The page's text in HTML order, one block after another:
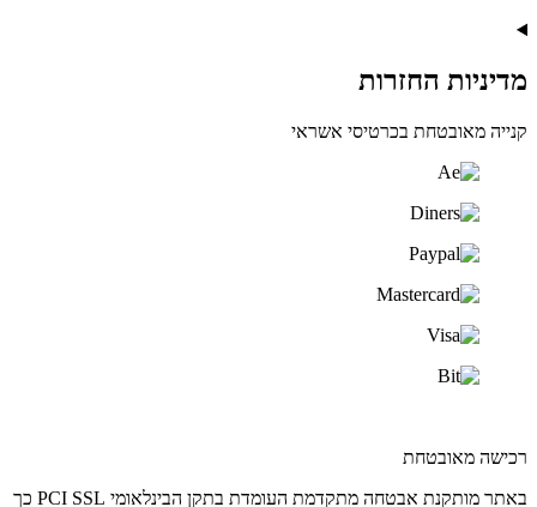
מדיניות החזרות
קנייה מאובטחת בכרטיסי אשראי
רכישה מאובטחת
באתר מותקנת אבטחה מתקדמת העומדת בתקן הבינלאומי PCI SSL כך